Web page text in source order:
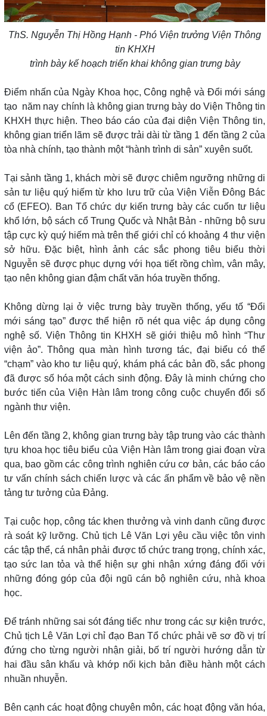
ThS. Nguyễn Thị Hồng Hạnh - Phó Viện trưởng Viện Thông
tin KHXH
trình bày kế hoạch triển khai không gian trưng bày
Điểm nhấn của Ngày Khoa học, Công nghệ và Đổi mới sáng
tạo năm nay chính là không gian trưng bày do Viện Thông tin
KHXH thực hiện. Theo báo cáo của đại diện Viện Thông tin,
không gian triển lãm sẽ được trải dài từ tầng 1 đến tầng 2 của
tòa nhà chính, tạo thành một “hành trình di sản” xuyên suốt.
Tại sảnh tầng 1, khách mời sẽ được chiêm ngưỡng những di
sản tư liệu quý hiếm từ kho lưu trữ của Viện Viễn Đông Bác
cổ (EFEO). Ban Tổ chức dự kiến trưng bày các cuốn tư liệu
khổ lớn, bộ sách cổ Trung Quốc và Nhật Bản - những bộ sưu
tập cực kỳ quý hiếm mà trên thế giới chỉ có khoảng 4 thư viện
sở hữu. Đặc biệt, hình ảnh các sắc phong tiêu biểu thời
Nguyễn sẽ được phục dựng với họa tiết rồng chìm, vân mây,
tạo nên không gian đậm chất văn hóa truyền thống.
Không dừng lại ở việc trưng bày truyền thống, yếu tố “Đổi
mới sáng tạo” được thể hiện rõ nét qua việc áp dụng công
nghệ số. Viện Thông tin KHXH sẽ giới thiệu mô hình “Thư
viện ảo”. Thông qua màn hình tương tác, đại biểu có thể
“chạm” vào kho tư liệu quý, khám phá các bản đồ, sắc phong
đã được số hóa một cách sinh động. Đây là minh chứng cho
bước tiến của Viện Hàn lâm trong công cuộc chuyển đổi số
ngành thư viện.
Lên đến tầng 2, không gian trưng bày tập trung vào các thành
tựu khoa học tiêu biểu của Viện Hàn lâm trong giai đoạn vừa
qua, bao gồm các công trình nghiên cứu cơ bản, các báo cáo
tư vấn chính sách chiến lược và các ấn phẩm về bảo vệ nền
tảng tư tưởng của Đảng.
Tại cuộc họp, công tác khen thưởng và vinh danh cũng được
rà soát kỹ lưỡng. Chủ tịch Lê Văn Lợi yêu cầu việc tôn vinh
các tập thể, cá nhân phải được tổ chức trang trọng, chính xác,
tạo sức lan tỏa và thể hiện sự ghi nhận xứng đáng đối với
những đóng góp của đội ngũ cán bộ nghiên cứu, nhà khoa
học.
Để tránh những sai sót đáng tiếc như trong các sự kiện trước,
Chủ tịch Lê Văn Lợi chỉ đạo Ban Tổ chức phải vẽ sơ đồ vị trí
đứng cho từng người nhận giải, bố trí người hướng dẫn từ
hai đầu sân khấu và khớp nối kịch bản điều hành một cách
nhuần nhuyễn.
Bên cạnh các hoạt động chuyên môn, các hoạt động văn hóa,